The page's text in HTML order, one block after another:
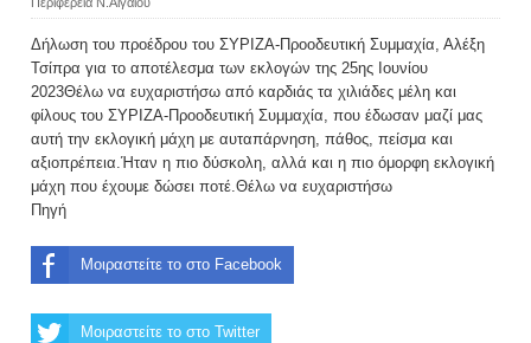
Δήλωση του προέδρου του ΣΥΡΙΖΑ-Προοδευτική Συμμαχία, Αλέξη
Τσίπρα για το αποτέλεσμα των εκλογών της 25ης Ιουνίου
2023Θέλω να ευχαριστήσω από καρδιάς τα χιλιάδες μέλη και
φίλους του ΣΥΡΙΖΑ-Προοδευτική Συμμαχία, που έδωσαν μαζί μας
αυτή την εκλογική μάχη με αυταπάρνηση, πάθος, πείσμα και
αξιοπρέπεια.Ήταν η πιο δύσκολη, αλλά και η πιο όμορφη εκλογική
μάχη που έχουμε δώσει ποτέ.Θέλω να ευχαριστήσω
Πηγή
Μοιραστείτε το στο Facebook
Μοιραστείτε το στο Twitter